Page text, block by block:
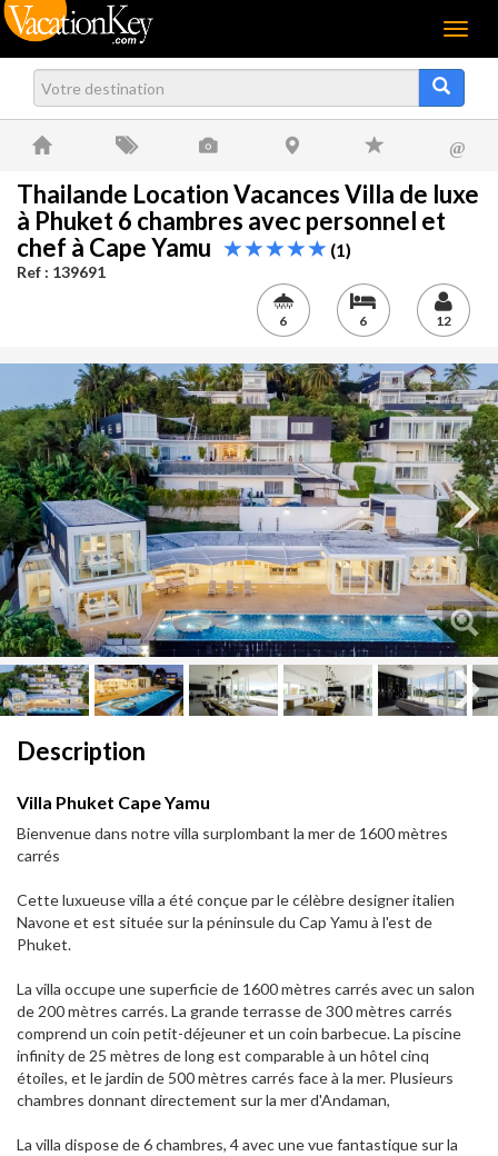
Menu
@
Thailande Location Vacances Villa de luxe
à Phuket 6 chambres avec personnel et
chef à Cape Yamu
(1)
Ref : 139691
6 6 12
Next
Description
Villa Phuket Cape Yamu
Bienvenue dans notre villa surplombant la mer de 1600 mètres
carrés
Cette luxueuse villa a été conçue par le célèbre designer italien
Navone et est située sur la péninsule du Cap Yamu à l'est de
Phuket.
La villa occupe une superficie de 1600 mètres carrés avec un salon
de 200 mètres carrés. La grande terrasse de 300 mètres carrés
comprend un coin petit-déjeuner et un coin barbecue. La piscine
infinity de 25 mètres de long est comparable à un hôtel cinq
étoiles, et le jardin de 500 mètres carrés face à la mer. Plusieurs
chambres donnant directement sur la mer d'Andaman,
La villa dispose de 6 chambres, 4 avec une vue fantastique sur la